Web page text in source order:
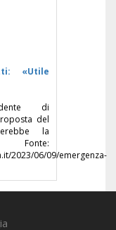
«Utile
di
del
la
2023/06/09/emergenza-